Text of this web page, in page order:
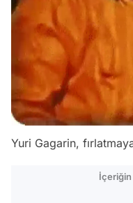
Yuri Gagarin,
İçeriğin